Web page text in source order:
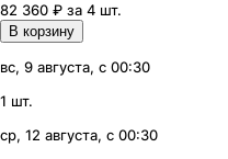
82 360 ₽ за 4 шт.
В корзину
вс, 9 августа, с 00:30
1 шт.
ср, 12 августа, с 00:30